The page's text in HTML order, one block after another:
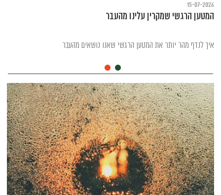
15-07-2026
המטען הרגשי שמקרין עלינו מהעבר
איך לנדף מהר יותר את המטען הרגשי שאנו נושאים מהעבר